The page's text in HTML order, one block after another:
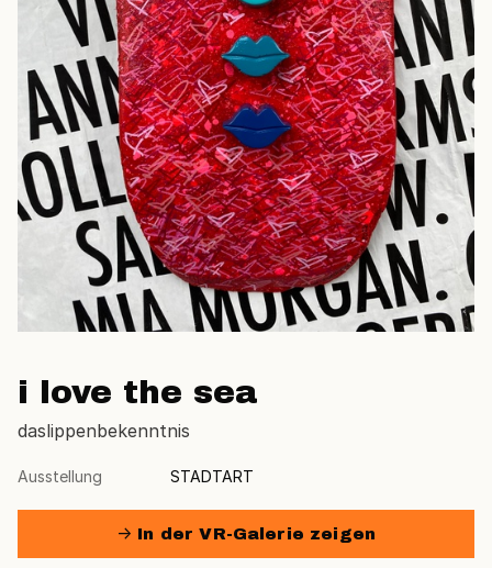
i love the sea
daslippenbekenntnis
Ausstellung STADTART
→ In der VR-Galerie zeigen